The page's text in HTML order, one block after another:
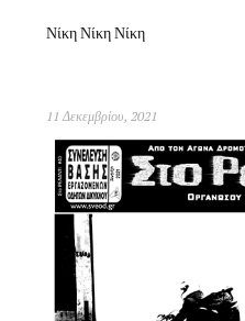
Νίκη Νίκη Νίκη
11 Δεκεμβρίου, 2021